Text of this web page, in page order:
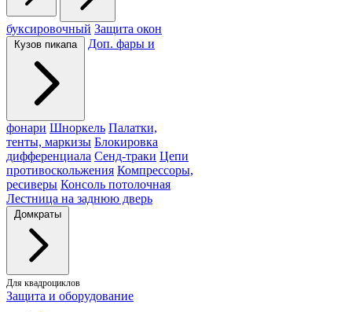
буксировочный Защита окон
Кузов пикапа Доп. фары и
фонари Шноркель Палатки,
тенты, маркизы Блокировка
дифференциала Сенд-траки Цепи
противоскольжения Компрессоры,
ресиверы Консоль потолочная
Лестница на заднюю дверь
Домкраты
Для квадроциклов
Защита и оборудование